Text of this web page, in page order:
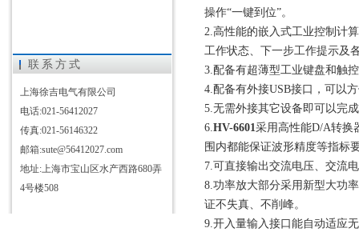
联系方式
上海徐吉电气有限公司
电话:021-56412027
传真:021-56146322
邮箱:sute@56412027.com
地址:上海市宝山区水产西路680弄
4号楼508
操作“一键到位”。
2.高性能的嵌入式工业控制计
工作状态、下一步工作提示及
3.配备有超薄型工业键盘和触
4.配备有外接USB接口，可以
5.无需外接其它设备即可以完
6.HV-6601采用高性能D/A转换
围内都能保证波形精度等指标
7.可直接输出交流电压、交流
8.功率放大部分采用新型大功
证不失真、不削峰。
9.开入量输入接口能自动适应